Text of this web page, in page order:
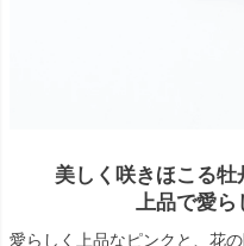
美しく咲きほこる
上品で愛ら
愛らしく上品なピンクと、花